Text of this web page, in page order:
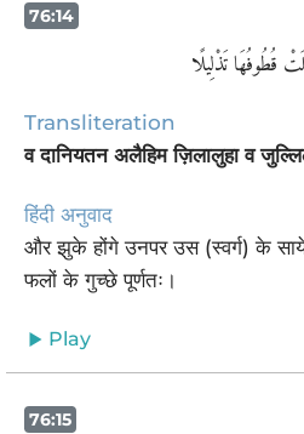
76:14
قُطُوفُهَا تَذْلِيلًا
Transliteration
व दानियतन अलैहिम ज़िलालुहा व
हिंदी अनुवाद
और झुके होंगे उनपर उस (स्वर्ग) के
फलों के गुच्छे पूर्णतः।
Play
76:15